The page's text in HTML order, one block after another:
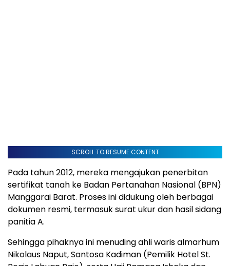
SCROLL TO RESUME CONTENT
Pada tahun 2012, mereka mengajukan penerbitan
sertifikat tanah ke Badan Pertanahan Nasional (BPN)
Manggarai Barat. Proses ini didukung oleh berbagai
dokumen resmi, termasuk surat ukur dan hasil sidang
panitia A.
Sehingga pihaknya ini menuding ahli waris almarhum
Nikolaus Naput, Santosa Kadiman (Pemilik Hotel St.